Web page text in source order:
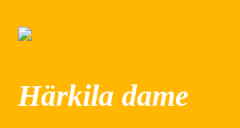
Härkila dame